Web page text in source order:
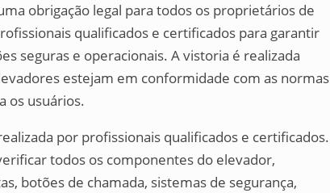
obrigação legal para todos os proprietários de
qualificados e certificados para garantir
seguras e operacionais. A vistoria é realizada
estejam em conformidade com as normas
os usuários.
por profissionais qualificados e certificados.
todos os componentes do elevador,
botões de chamada, sistemas de segurança,